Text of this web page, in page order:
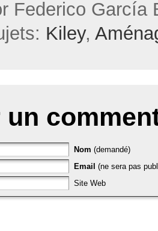
Federico García
Kiley,
un
Nom (demandé)
Email (ne sera pas
Site Web